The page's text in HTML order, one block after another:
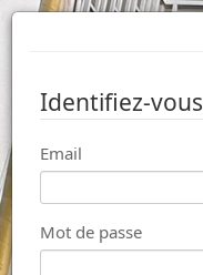
Identifiez-vous
Email
Mot de passe